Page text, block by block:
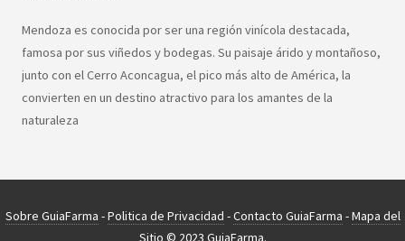
Mendoza es conocida por ser una región vinícola destacada,
famosa por sus viñedos y bodegas. Su paisaje árido y montañoso,
junto con el Cerro Aconcagua, el pico más alto de América, la
convierten en un destino atractivo para los amantes de la
naturaleza
Sobre GuiaFarma -Politica de Privacidad -Contacto GuiaFarma -Mapa del
Sitio © 2023 GuiaFarma.